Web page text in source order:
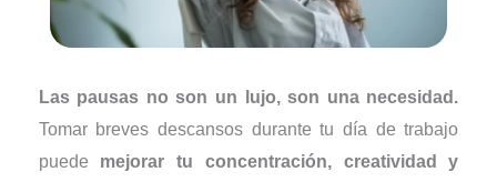
Las pausas no son un lujo, son una necesidad.
Tomar breves descansos durante tu día de trabajo
puede mejorar tu concentración, creatividad y